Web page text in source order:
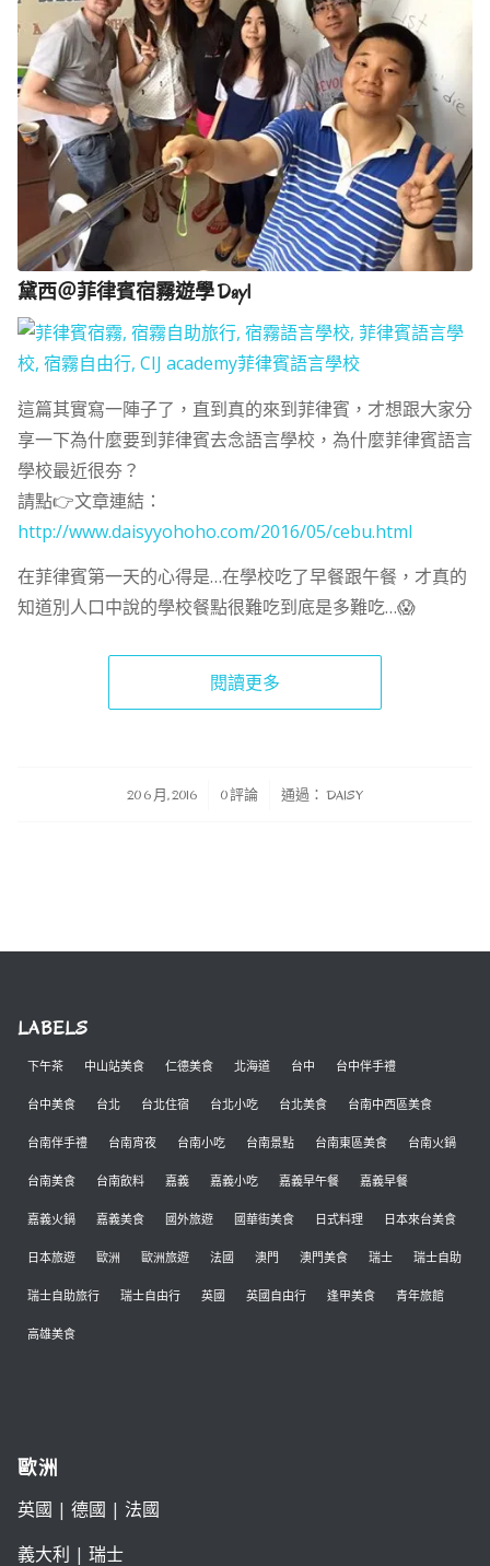
黛西＠菲律賓宿霧遊學 Day1
這篇其實寫一陣子了，直到真的來到菲律賓，才想跟大家分
享一下為什麼要到菲律賓去念語言學校，為什麼菲律賓語言
學校最近很夯？
請點👉文章連結：
http://www.daisyyohoho.com/2016/05/cebu.html
在菲律賓第一天的心得是…在學校吃了早餐跟午餐，才真的
知道別人口中說的學校餐點很難吃到底是多難吃…😱
閱讀更多
20 6 月, 2016
/ 0 評論 通過： DAISY
LABELS
下午茶 中山站美食 仁德美食 北海道 台中 台中伴手禮
台中美食 台北 台北住宿 台北小吃 台北美食 台南中西區美食
台南伴手禮 台南宵夜 台南小吃 台南景點 台南東區美食 台南火鍋
台南美食 台南飲料 嘉義 嘉義小吃 嘉義早午餐 嘉義早餐
嘉義火鍋 嘉義美食 國外旅遊 國華街美食 日式料理 日本來台美食
日本旅遊 歐洲 歐洲旅遊 法國 澳門 澳門美食 瑞士 瑞士自助
瑞士自助旅行 瑞士自由行 英國 英國自由行 逢甲美食 青年旅館
高雄美食
歐洲
英國 | 德國 | 法國
義大利 | 瑞士